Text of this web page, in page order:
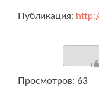
Публикация:
Просмотров: 63